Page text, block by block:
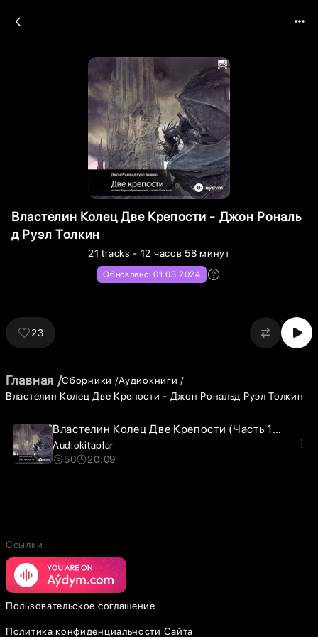
Властелин Колец Две Крепости - Джон Рональ
д Руэл Толкин
21 tracks- 12 часов 58 минут
Обновлено: 01.03.2024
23
Главная Сборники
Аудиокниги
Властелин Колец Две Крепости - Джон Рональд Руэл Толкин
Властелин Колец Две Крепости (Часть 1) - Глава 1
Audiokitaplar
50
20:09
Ссылки
Пользовательское соглашение
Политика конфиденциальности Сайта